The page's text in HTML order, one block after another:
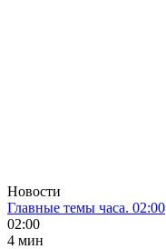
Новости
Главные темы часа. 02:00
02:00
4 мин